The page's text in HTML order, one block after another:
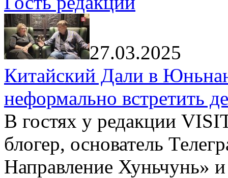
27.03.2025
Китайский Дали в
неформально встретить
В гостях у редакции
блогер, основатель
Направление Хуньчунь»